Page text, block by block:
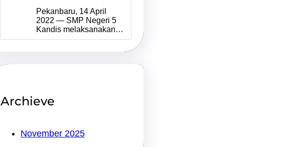
Pekanbaru, 14 April
2022 — SMP Negeri 5
Kandis melaksanakan…
Archieve
November 2025